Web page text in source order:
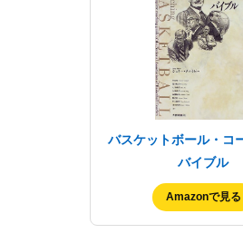
バスケットボール・コ
バイブル
Amazonで見る